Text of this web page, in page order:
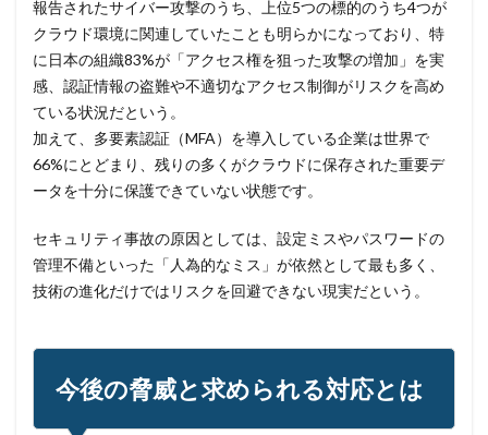
ポリシー
マイク
マイクロソフト
マイクロソフト・アクティブ・プロテクションズ・プログラム
マイクロソフトアカウント
マイクロソフトエクスチェンジサーバー
マイナポイント
マウイランサムウェア
マカフィー
マクロ
マスキング
マルウェア
マンディアント
ミス
メーリングリスト
メール
メール 誤送信
メールアカウント
メールアドレス情報
メールサーバー
メール誤送信
メディアワークス
メディバンク
メリット
報告されたサイバー攻撃のうち、上位5つの標的のうち4つが
クラウド環境に関連していたことも明らかになっており、特
に日本の組織83%が「アクセス権を狙った攻撃の増加」を実
感、認証情報の盗難や不適切なアクセス制御がリスクを高め
ている状況だという。
加えて、多要素認証（MFA）を導入している企業は世界で
66%にとどまり、残りの多くがクラウドに保存された重要デ
ータを十分に保護できていない状態です。
セキュリティ事故の原因としては、設定ミスやパスワードの
管理不備といった「人為的なミス」が依然として最も多く、
技術の進化だけではリスクを回避できない現実だという。
今後の脅威と求められる対応とは